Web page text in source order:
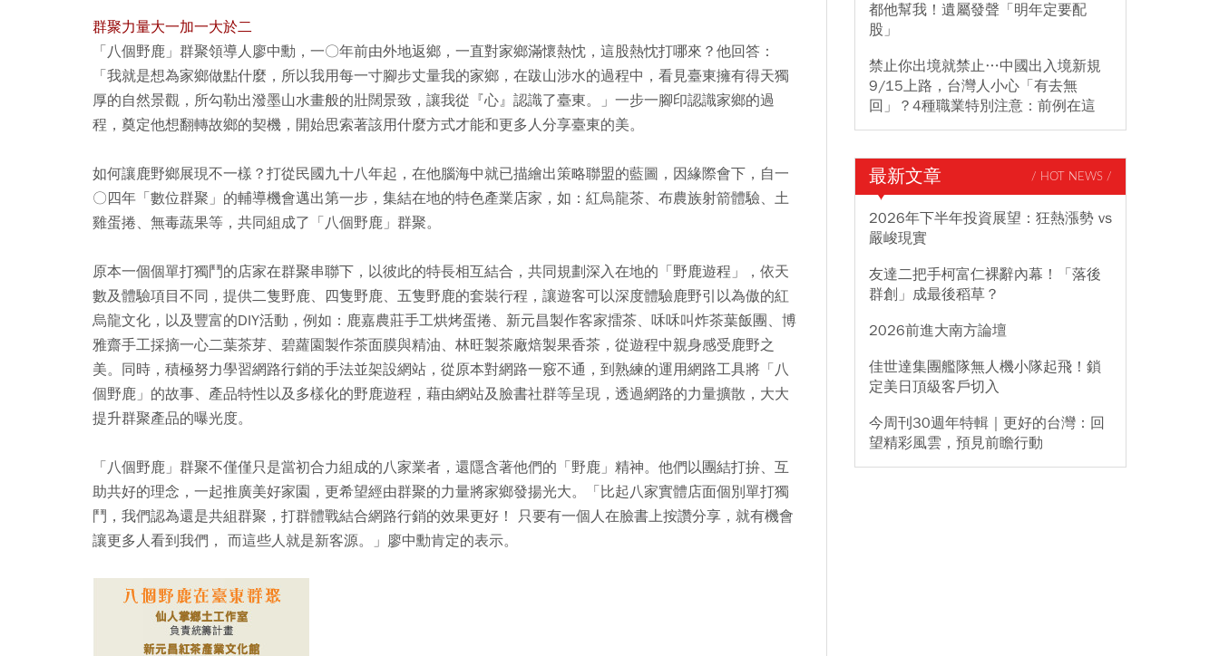
群聚力量大一加一大於二
「八個野鹿」群聚領導人廖中勳，一〇年前由外地返鄉，一直對家鄉滿懷熱忱，這股熱忱打哪來？他回答：
「我就是想為家鄉做點什麼，所以我用每一寸腳步丈量我的家鄉，在跋山涉水的過程中，看見臺東擁有得天獨
厚的自然景觀，所勾勒出潑墨山水畫般的壯闊景致，讓我從『心』認識了臺東。」一步一腳印認識家鄉的過
程，奠定他想翻轉故鄉的契機，開始思索著該用什麼方式才能和更多人分享臺東的美。
如何讓鹿野鄉展現不一樣？打從民國九十八年起，在他腦海中就已描繪出策略聯盟的藍圖，因緣際會下，自一
〇四年「數位群聚」的輔導機會邁出第一步，集結在地的特色產業店家，如：紅烏龍茶、布農族射箭體驗、土
雞蛋捲、無毒蔬果等，共同組成了「八個野鹿」群聚。
原本一個個單打獨鬥的店家在群聚串聯下，以彼此的特長相互結合，共同規劃深入在地的「野鹿遊程」，依天
數及體驗項目不同，提供二隻野鹿、四隻野鹿、五隻野鹿的套裝行程，讓遊客可以深度體驗鹿野引以為傲的紅
烏龍文化，以及豐富的DIY活動，例如：鹿嘉農莊手工烘烤蛋捲、新元昌製作客家擂茶、咊咊叫炸茶葉飯團、博
雅齋手工採摘一心二葉茶芽、碧蘿園製作茶面膜與精油、林旺製茶廠焙製果香茶，從遊程中親身感受鹿野之
美。同時，積極努力學習網路行銷的手法並架設網站，從原本對網路一竅不通，到熟練的運用網路工具將「八
個野鹿」的故事、產品特性以及多樣化的野鹿遊程，藉由網站及臉書社群等呈現，透過網路的力量擴散，大大
提升群聚產品的曝光度。
「八個野鹿」群聚不僅僅只是當初合力組成的八家業者，還隱含著他們的「野鹿」精神。他們以團結打拚、互
助共好的理念，一起推廣美好家園，更希望經由群聚的力量將家鄉發揚光大。「比起八家實體店面個別單打獨
鬥，我們認為還是共組群聚，打群體戰結合網路行銷的效果更好！ 只要有一個人在臉書上按讚分享，就有機會
讓更多人看到我們， 而這些人就是新客源。」廖中勳肯定的表示。
都他幫我！遺屬發聲「明年定要配
股」
禁止你出境就禁止…中國出入境新規
9/15上路，台灣人小心「有去無
回」？4種職業特別注意：前例在這
最新文章 / HOT NEWS /
2026年下半年投資展望：狂熱漲勢 vs
嚴峻現實
友達二把手柯富仁裸辭內幕！「落後
群創」成最後稻草？
2026前進大南方論壇
佳世達集團艦隊無人機小隊起飛！鎖
定美日頂級客戶切入
今周刊30週年特輯｜更好的台灣：回
望精彩風雲，預見前瞻行動